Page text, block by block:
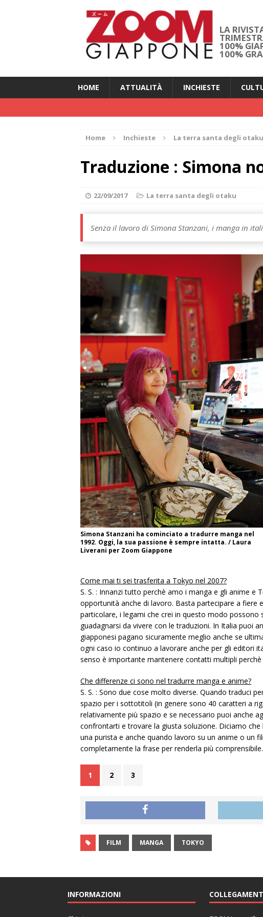
LA
100%
100%
HOME ATTUALITÀ INCHIESTE
Home Inchieste La terra santa degli otaku
Traduzione : Simona
22/09/2017 La terra santa degli otaku
Senza il lavoro di Simona Stanzani, i manga in
Simona Stanzani ha cominciato a tradurre manga nel
1992. Oggi, la sua passione è sempre intatta. / Laura
Liverani per Zoom Giappone
Come mai ti sei trasferita a Tokyo nel 2007?
S. S. : Innanzi tutto perchè amo i manga e gli anime
opportunità anche di lavoro. Basta partecipare a fiere
particolare, i legami che crei in questo modo possono
guadagnarsi da vivere con le traduzioni. In Italia puoi
giapponesi pagano sicuramente meglio anche se
ogni caso io continuo a lavorare anche per gli editori
senso è importante mantenere contatti multipli
Che differenze ci sono nel tradurre manga e anime?
S. S. : Sono due cose molto diverse. Quando traduci
spazio per i sottotitoli (in genere sono 40 caratteri a
relativamente più spazio e se necessario puoi anche
confrontarti e trovare la giusta soluzione. Diciamo
una purista e anche quando lavoro su un anime o un
completamente la frase per renderla più comprensibile.
1 2 3
FILM MANGA TOKYO
INFORMAZIONI